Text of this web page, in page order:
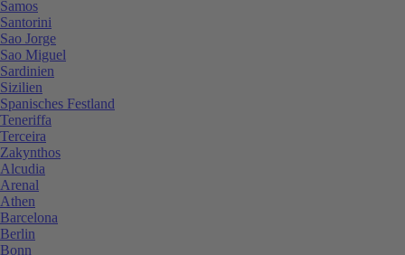
Samos
Santorini
Sao Jorge
Sao Miguel
Sardinien
Sizilien
Spanisches Festland
Teneriffa
Terceira
Zakynthos
Alcudia
Arenal
Athen
Barcelona
Berlin
Bonn